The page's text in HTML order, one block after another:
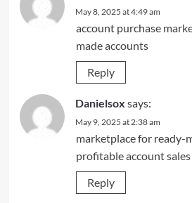
May 8, 2025 at 4:49 am
account purchase
made accounts
Reply
Danielsox says:
May 9, 2025 at 2:38 am
marketplace for ready-
profitable account sales
Reply